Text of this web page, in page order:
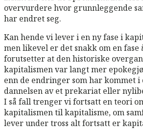
overvurdere hvor grunnleggende
har endret seg.
Kan hende vi lever i en ny fase i
men likevel er det snakk om en fase i
forutsetter at den historiske
kapitalismen var langt mer
enn de endringer som har kommet
dannelsen av et prekariat eller
I så fall trenger vi fortsatt en teori
kapitalismen til kapitalisme, om
lever under tross alt fortsatt er